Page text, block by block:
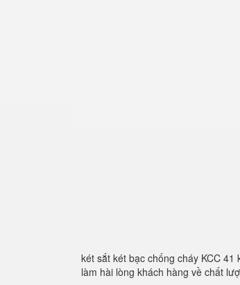
két sắt két bạc chống cháy KCC
làm hài lòng khách hàng về chất